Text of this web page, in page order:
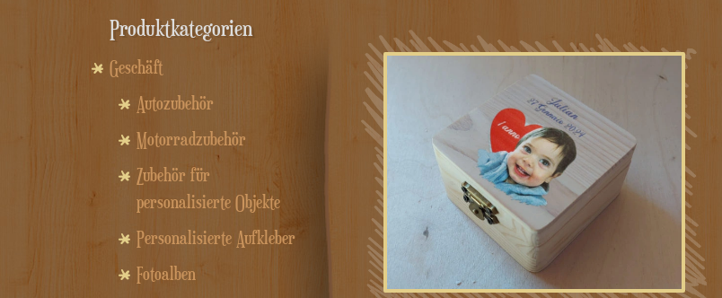
Produktkategorien
Geschäft
Autozubehör
Motorradzubehör
Zubehör für
personalisierte Objekte
Personalisierte Aufkleber
Fotoalben